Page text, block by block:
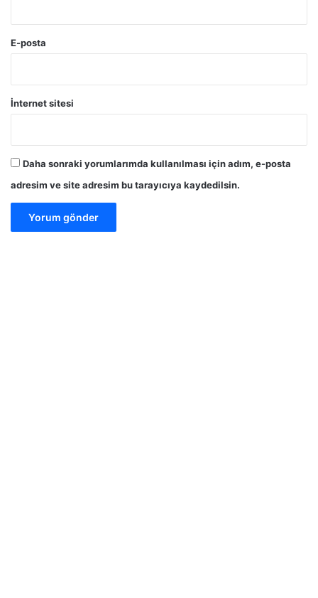
E-posta
İnternet sitesi
Daha sonraki yorumlarımda kullanılması için adım, e-posta
adresim ve site adresim bu tarayıcıya kaydedilsin.